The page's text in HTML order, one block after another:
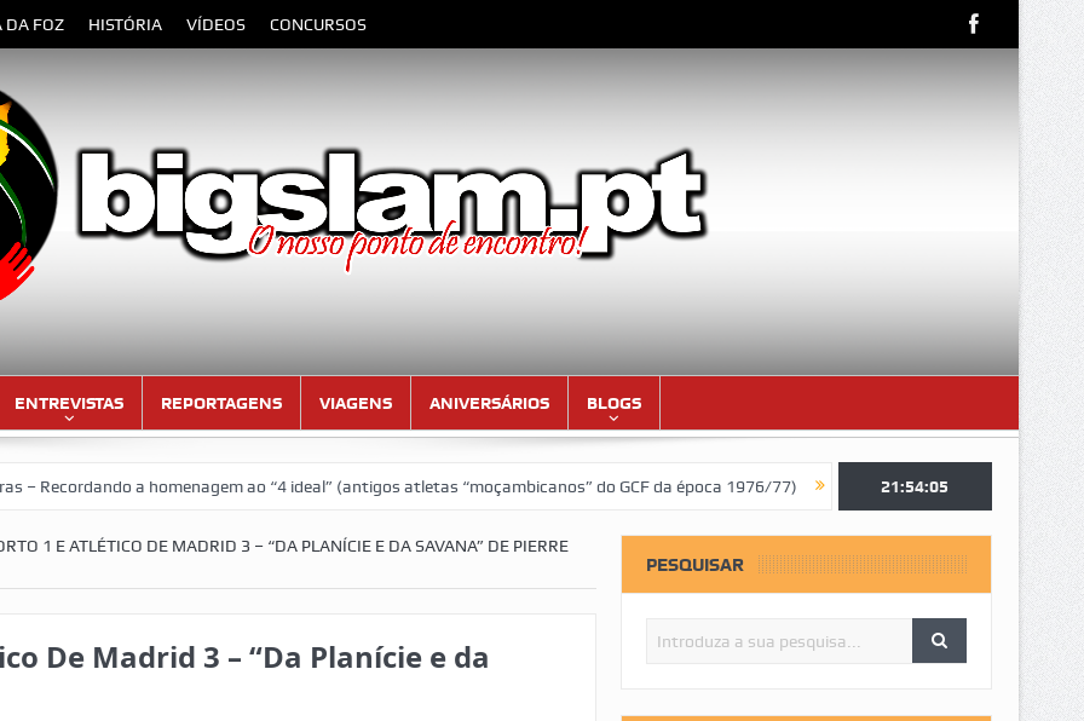
DA FOZ HISTÓRIA VÍDEOS CONCURSOS
ENTREVISTAS REPORTAGENS VIAGENS ANIVERSÁRIOS BLOGS
a homenagem ao “4 ideal” (antigos atletas “moçambicanos” do GCF da época 1976/77) Aniversariantes do mês de AGOSTO de 2026
21:54:07
1 E ATLÉTICO DE MADRID 3 – “DA PLANÍCIE E DA SAVANA” DE PIERRE
De Madrid 3 – “Da Planície e da
PESQUISAR